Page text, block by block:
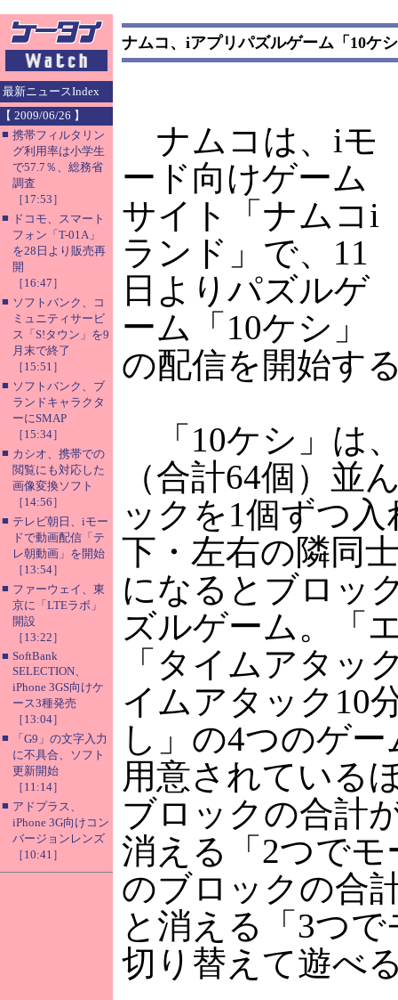
最新ニュースIndex
【 2009/06/26 】
■ 携帯フィルタリン
グ利用率は小学生
で57.7％、総務省
調査
［17:53］
■ ドコモ、スマート
フォン「T-01A」
を28日より販売再
開
［16:47］
■ ソフトバンク、コ
ミュニティサービ
ス「S!タウン」を9
月末で終了
［15:51］
■ ソフトバンク、ブ
ランドキャラクタ
ーにSMAP
［15:34］
■ カシオ、携帯での
閲覧にも対応した
画像変換ソフト
［14:56］
■ テレビ朝日、iモー
ドで動画配信「テ
レ朝動画」を開始
［13:54］
■ ファーウェイ、東
京に「LTEラボ」
開設
［13:22］
■ SoftBank
SELECTION、
iPhone 3GS向けケ
ース3種発売
［13:04］
■
「G9」の文字入力
に不具合、ソフト
更新開始
［11:14］
■ アドプラス、
iPhone 3G向けコン
バージョンレンズ
［10:41］
ナムコ、iアプリパズルゲーム「10ケ
ナムコは、iモ
ード向けゲーム
サイト「ナムコi
ランド」で、11
日よりパズルゲ
ーム「10ケシ」
の配信を開始す
「10ケシ」は
（合計64個）並
ックを1個ずつ
下・左右の隣同
になるとブロッ
ズルゲーム。「
「タイムアタッ
イムアタック10
し」の4つのゲ
用意されている
ブロックの合計
消える「2つでモ
のブロックの合
と消える「3つ
切り替えて遊べ